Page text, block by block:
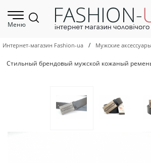
Меню
Интернет-магазин Fashion-ua / Мужские аксессуары
Стильный брендовый мужской кожаный